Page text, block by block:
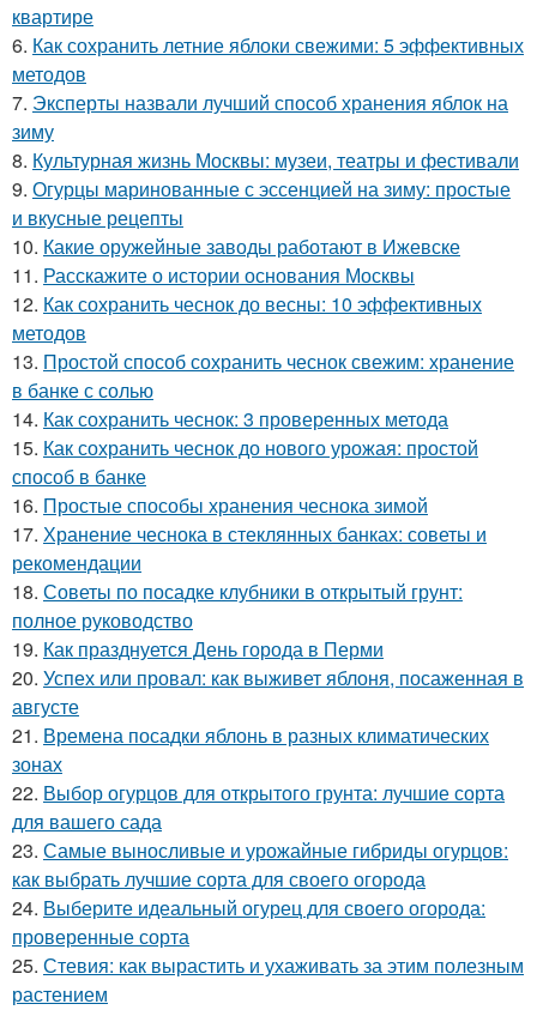
квартире
6. Как сохранить летние яблоки свежими: 5 эффективных
методов
7. Эксперты назвали лучший способ хранения яблок на
зиму
8. Культурная жизнь Москвы: музеи, театры и фестивали
9. Огурцы маринованные с эссенцией на зиму: простые
и вкусные рецепты
10. Какие оружейные заводы работают в Ижевске
11. Расскажите о истории основания Москвы
12. Как сохранить чеснок до весны: 10 эффективных
методов
13. Простой способ сохранить чеснок свежим: хранение
в банке с солью
14. Как сохранить чеснок: 3 проверенных метода
15. Как сохранить чеснок до нового урожая: простой
способ в банке
16. Простые способы хранения чеснока зимой
17. Хранение чеснока в стеклянных банках: советы и
рекомендации
18. Советы по посадке клубники в открытый грунт:
полное руководство
19. Как празднуется День города в Перми
20. Успех или провал: как выживет яблоня, посаженная в
августе
21. Времена посадки яблонь в разных климатических
зонах
22. Выбор огурцов для открытого грунта: лучшие сорта
для вашего сада
23. Самые выносливые и урожайные гибриды огурцов:
как выбрать лучшие сорта для своего огорода
24. Выберите идеальный огурец для своего огорода:
проверенные сорта
25. Стевия: как вырастить и ухаживать за этим полезным
растением